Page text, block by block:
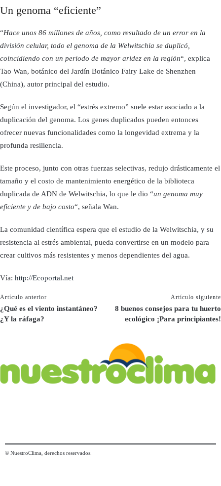
Un genoma “eficiente”
“Hace unos 86 millones de años, como resultado de un error en la
división celular, todo el genoma de la Welwitschia se duplicó,
coincidiendo con un periodo de mayor aridez en la región“, explica
Tao Wan, botánico del Jardín Botánico Fairy Lake de Shenzhen
(China), autor principal del estudio.
Según el investigador, el “estrés extremo” suele estar asociado a la
duplicación del genoma. Los genes duplicados pueden entonces
ofrecer nuevas funcionalidades como la longevidad extrema y la
profunda resiliencia.
Este proceso, junto con otras fuerzas selectivas, redujo drásticamente el
tamaño y el costo de mantenimiento energético de la biblioteca
duplicada de ADN de Welwitschia, lo que le dio “un genoma muy
eficiente y de bajo costo“, señala Wan.
La comunidad científica espera que el estudio de la Welwitschia, y su
resistencia al estrés ambiental, pueda convertirse en un modelo para
crear cultivos más resistentes y menos dependientes del agua.
Vía: http://Ecoportal.net
Artículo anterior
¿Qué es el viento instantáneo?
¿Y la ráfaga?
Artículo siguiente
8 buenos consejos para tu huerto
ecológico ¡Para principiantes!
© NuestroClima, derechos reservados.